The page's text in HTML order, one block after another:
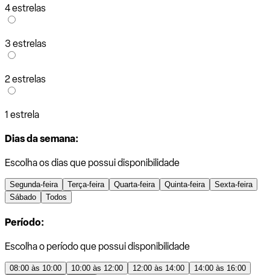
4 estrelas
3 estrelas
2 estrelas
1 estrela
Dias da semana:
Escolha os dias que possui disponibilidade
Segunda-feira Terça-feira Quarta-feira Quinta-feira
Sexta-feira
Sábado
Todos
Período:
Escolha o período que possui disponibilidade
08:00 às 10:00 10:00 às 12:00 12:00 às 14:00
14:00 às 16:00